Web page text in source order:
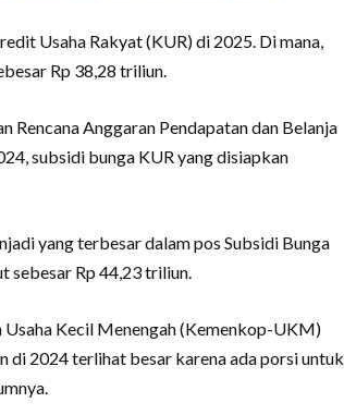
Usaha Rakyat (KUR) di 2025. Di mana,
Rp 38,28 triliun.
Anggaran Pendapatan dan Belanja
subsidi bunga KUR yang disiapkan
yang terbesar dalam pos Subsidi Bunga
sebesar Rp 44,23 triliun.
Kecil Menengah (Kemenkop-UKM)
di 2024 terlihat besar karena ada porsi untuk